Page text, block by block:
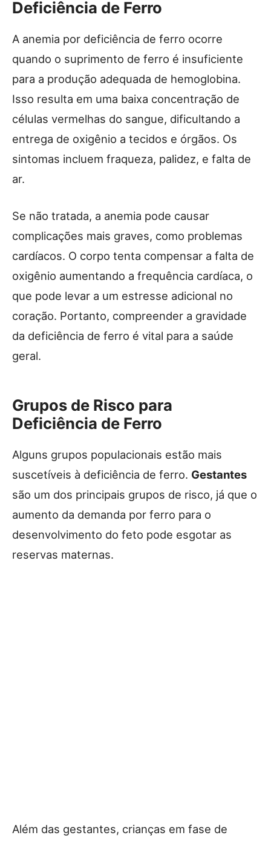
Deficiência de Ferro
A anemia por deficiência de ferro ocorre
quando o suprimento de ferro é insuficiente
para a produção adequada de hemoglobina.
Isso resulta em uma baixa concentração de
células vermelhas do sangue, dificultando a
entrega de oxigênio a tecidos e órgãos. Os
sintomas incluem fraqueza, palidez, e falta de
ar.
Se não tratada, a anemia pode causar
complicações mais graves, como problemas
cardíacos. O corpo tenta compensar a falta de
oxigênio aumentando a frequência cardíaca, o
que pode levar a um estresse adicional no
coração. Portanto, compreender a gravidade
da deficiência de ferro é vital para a saúde
geral.
Grupos de Risco para
Deficiência de Ferro
Alguns grupos populacionais estão mais
suscetíveis à deficiência de ferro. Gestantes
são um dos principais grupos de risco, já que o
aumento da demanda por ferro para o
desenvolvimento do feto pode esgotar as
reservas maternas.
Além das gestantes, crianças em fase de